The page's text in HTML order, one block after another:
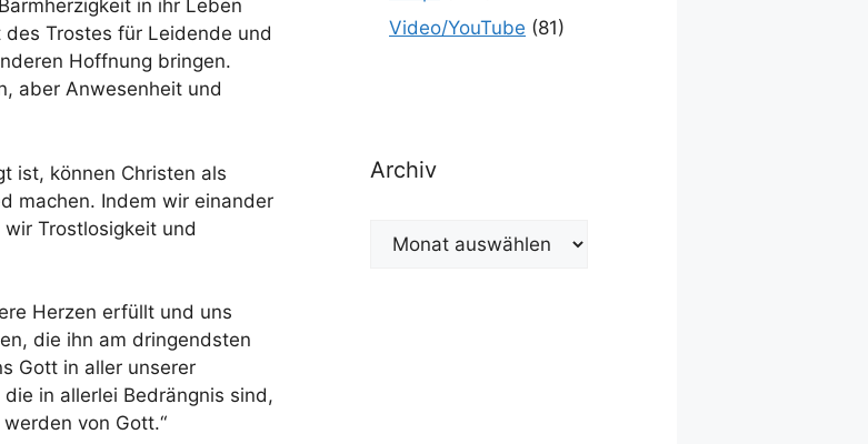
in ihr Leben
Trostes für Leidende und
Hoffnung bringen.
aber Anwesenheit und
ist, können Christen als
machen. Indem wir einander
Trostlosigkeit und
Herzen erfüllt und uns
die ihn am dringendsten
Gott in aller unserer
in allerlei Bedrängnis sind,
von Gott.“
Video/YouTube (81)
Archiv
Archiv